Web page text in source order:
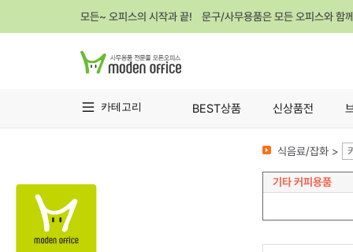
모든~ 오피스의 시작과 끝! 문구/사무용품은 모든 오피스와 함
카테고리 BEST상품 신상품전
식음료/잡화 >
기타 커피용품